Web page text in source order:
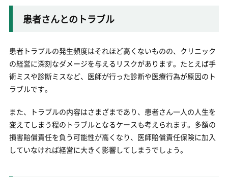
患者さんとのトラブル
患者トラブルの発生頻度はそれほど高くないものの、クリニック
の経営に深刻なダメージを与えるリスクがあります。たとえば手
術ミスや診断ミスなど、医師が行った診断や医療行為が原因のト
ラブルです。
また、トラブルの内容はさまざまであり、患者さん一人の人生を
変えてしまう程のトラブルとなるケースも考えられます。多額の
損害賠償責任を負う可能性が高くなり、医師賠償責任保険に加入
していなければ経営に大きく影響してしまうでしょう。